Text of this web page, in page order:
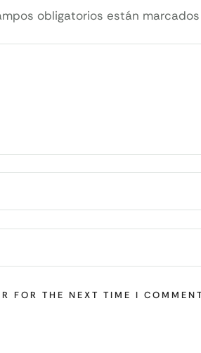
obligatorios están
FOR THE NEXT TIME I